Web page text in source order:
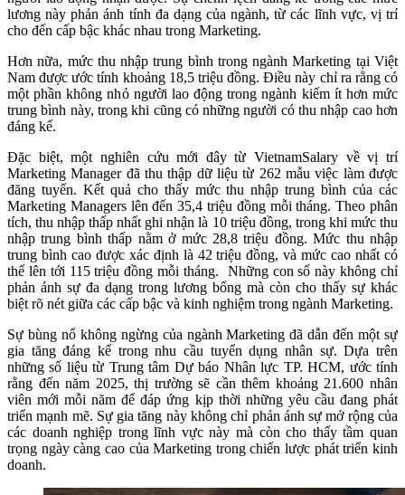
lương này phản ánh tính đa dạng của ngành, từ các lĩnh vực, vị trí
cho đến cấp bậc khác nhau trong Marketing.
Hơn nữa, mức thu nhập trung bình trong ngành Marketing tại Việt
Nam được ước tính khoảng 18,5 triệu đồng. Điều này chỉ ra rằng có
một phần không nhỏ người lao động trong ngành kiếm ít hơn mức
trung bình này, trong khi cũng có những người có thu nhập cao hơn
đáng kể.
Đặc biệt, một nghiên cứu mới đây từ VietnamSalary về vị trí
Marketing Manager đã thu thập dữ liệu từ 262 mẫu việc làm được
đăng tuyển. Kết quả cho thấy mức thu nhập trung bình của các
Marketing Managers lên đến 35,4 triệu đồng mỗi tháng. Theo phân
tích, thu nhập thấp nhất ghi nhận là 10 triệu đồng, trong khi mức thu
nhập trung bình thấp nằm ở mức 28,8 triệu đồng. Mức thu nhập
trung bình cao được xác định là 42 triệu đồng, và mức cao nhất có
thể lên tới 115 triệu đồng mỗi tháng. Những con số này không chỉ
phản ánh sự đa dạng trong lương bổng mà còn cho thấy sự khác
biệt rõ nét giữa các cấp bậc và kinh nghiệm trong ngành Marketing.
Sự bùng nổ không ngừng của ngành Marketing đã dẫn đến một sự
gia tăng đáng kể trong nhu cầu tuyển dụng nhân sự. Dựa trên
những số liệu từ Trung tâm Dự báo Nhân lực TP. HCM, ước tính
rằng đến năm 2025, thị trường sẽ cần thêm khoảng 21.600 nhân
viên mới mỗi năm để đáp ứng kịp thời những yêu cầu đang phát
triển mạnh mẽ. Sự gia tăng này không chỉ phản ánh sự mở rộng của
các doanh nghiệp trong lĩnh vực này mà còn cho thấy tầm quan
trọng ngày càng cao của Marketing trong chiến lược phát triển kinh
doanh.